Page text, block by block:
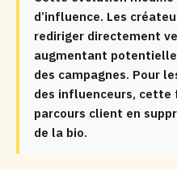
d’influence. Les
rediriger directement
augmentant
des campagnes. Pour
des influenceurs,
parcours client en
de la bio.